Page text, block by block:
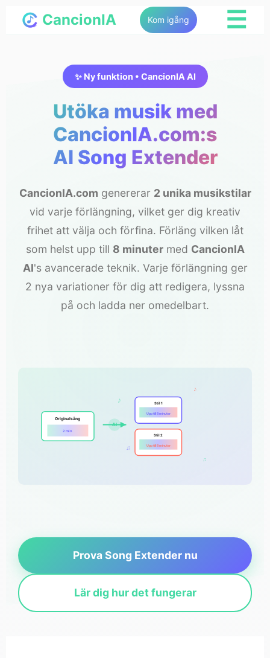
CancionIA Kom igång ☰
✨ Ny funktion • CancionIA AI
Utöka musik med
CancionIA.com:s
AI Song Extender
CancionIA.com genererar 2 unika musikstilar
vid varje förlängning, vilket ger dig kreativ
frihet att välja och förfina. Förläng vilken låt
som helst upp till 8 minutermed CancionIA
AI's avancerade teknik. Varje förlängning ger
2 nya variationer för dig att redigera, lyssna
på och ladda ner omedelbart.
Originalsång
2 min
AI
Stil 1
Upp till 8 minuter
Stil 2
Upp till 8 minuter
♪
♫
♪
♫
Prova Song Extender nu
Lär dig hur det fungerar